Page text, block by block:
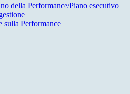
della Performance/Piano esecutivo
sulla Performance